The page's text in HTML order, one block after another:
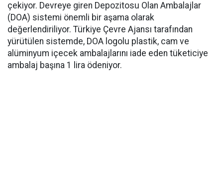
çekiyor. Devreye giren Depozitosu Olan Ambalajlar
(DOA) sistemi önemli bir aşama olarak
değerlendiriliyor. Türkiye Çevre Ajansı tarafından
yürütülen sistemde, DOA logolu plastik, cam ve
alüminyum içecek ambalajlarını iade eden tüketiciye
ambalaj başına 1 lira ödeniyor.